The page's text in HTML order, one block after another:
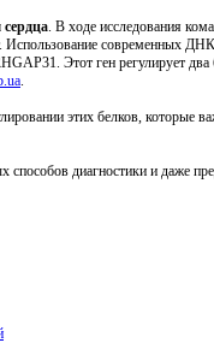
. В ходе исследования
Использование современных
Этот ген регулирует два
.
этих белков, которые
диагностики и даже